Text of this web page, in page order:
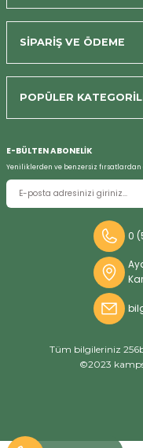
SİPARİŞ VE ÖDEME
POPÜLER
E-BÜLTEN ABONELİK
Yeniliklerden ve benzersiz
0
Tüm bilgileriniz
©2023
Bizi Arayın